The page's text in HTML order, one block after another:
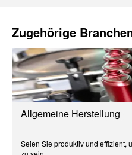
Zugehörige
Allgemeine Herstellung
Seien Sie produktiv und effizient,